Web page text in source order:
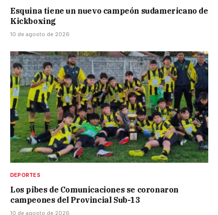
Esquina tiene un nuevo campeón sudamericano de
Kickboxing
10 de agosto de 2026
DEPORTES
Los pibes de Comunicaciones se coronaron
campeones del Provincial Sub-13
10 de agosto de 2026